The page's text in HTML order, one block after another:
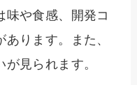
味や食感、開発コ
ります。また、
見られます。